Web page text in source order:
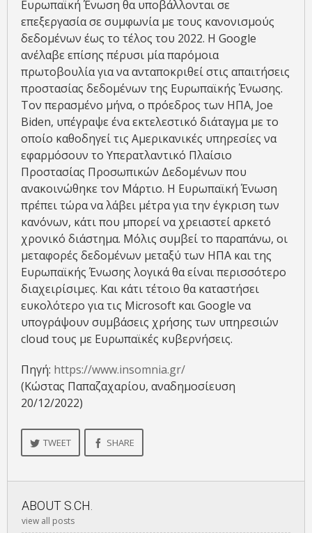
Ευρωπαϊκή Ένωση θα υποβάλλονται σε
επεξεργασία σε συμφωνία με τους κανονισμούς
δεδομένων έως το τέλος του 2022. Η Google
ανέλαβε επίσης πέρυσι μία παρόμοια
πρωτοβουλία για να ανταποκριθεί στις απαιτήσεις
προστασίας δεδομένων της Ευρωπαϊκής Ένωσης.
Τον περασμένο μήνα, ο πρόεδρος των ΗΠΑ, Joe
Biden, υπέγραψε ένα εκτελεστικό διάταγμα με το
οποίο καθοδηγεί τις Αμερικανικές υπηρεσίες να
εφαρμόσουν το Υπερατλαντικό Πλαίσιο
Προστασίας Προσωπικών Δεδομένων που
ανακοινώθηκε τον Μάρτιο. Η Ευρωπαϊκή Ένωση
πρέπει τώρα να λάβει μέτρα για την έγκριση των
κανόνων, κάτι που μπορεί να χρειαστεί αρκετό
χρονικό διάστημα. Μόλις συμβεί το παραπάνω, οι
μεταφορές δεδομένων μεταξύ των ΗΠΑ και της
Ευρωπαϊκής Ένωσης λογικά θα είναι περισσότερο
διαχειρίσιμες. Και κάτι τέτοιο θα καταστήσει
ευκολότερο για τις Microsoft και Google να
υπογράψουν συμβάσεις χρήσης των υπηρεσιών
cloud τους με Ευρωπαϊκές κυβερνήσεις.
Πηγή: https://www.insomnia.gr/
(Κώστας Παπαζαχαρίου, αναδημοσίευση
20/12/2022)
TWEET SHARE
ABOUT S.CH.
view all posts